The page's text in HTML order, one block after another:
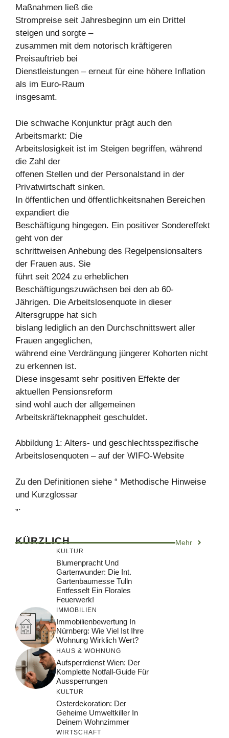
Maßnahmen ließ die
Strompreise seit Jahresbeginn um ein Drittel
steigen und sorgte –
zusammen mit dem notorisch kräftigeren
Preisauftrieb bei
Dienstleistungen – erneut für eine höhere Inflation
als im Euro-Raum
insgesamt.
Die schwache Konjunktur prägt auch den
Arbeitsmarkt: Die
Arbeitslosigkeit ist im Steigen begriffen, während
die Zahl der
offenen Stellen und der Personalstand in der
Privatwirtschaft sinken.
In öffentlichen und öffentlichkeitsnahen Bereichen
expandiert die
Beschäftigung hingegen. Ein positiver Sondereffekt
geht von der
schrittweisen Anhebung des Regelpensionsalters
der Frauen aus. Sie
führt seit 2024 zu erheblichen
Beschäftigungszuwächsen bei den ab 60-
Jährigen. Die Arbeitslosenquote in dieser
Altersgruppe hat sich
bislang lediglich an den Durchschnittswert aller
Frauen angeglichen,
während eine Verdrängung jüngerer Kohorten nicht
zu erkennen ist.
Diese insgesamt sehr positiven Effekte der
aktuellen Pensionsreform
sind wohl auch der allgemeinen
Arbeitskräfteknappheit geschuldet.
Abbildung 1: Alters- und geschlechtsspezifische
Arbeitslosenquoten – auf der WIFO-Website
Zu den Definitionen siehe “ Methodische Hinweise
und Kurzglossar
„.
KÜRZLICH Mehr
KULTUR
Blumenpracht Und
Gartenwunder: Die Int.
Gartenbaumesse Tulln
Entfesselt Ein Florales
Feuerwerk!
IMMOBILIEN
Immobilienbewertung In
Nürnberg: Wie Viel Ist Ihre
Wohnung Wirklich Wert?
HAUS & WOHNUNG
Aufsperrdienst Wien: Der
Komplette Notfall-Guide Für
Aussperrungen
KULTUR
Osterdekoration: Der
Geheime Umweltkiller In
Deinem Wohnzimmer
WIRTSCHAFT